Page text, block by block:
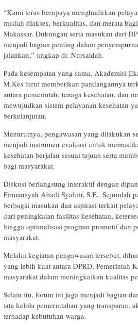
“Kami terus berupaya menghadirkan
mudah diakses, berkualitas, dan merata
Makassar. Dukungan serta masukan dari
menjadi bagian penting dalam
jalankan,” ungkap dr. Nursaidah.
Pada kesempatan yang sama, Akademisi
M.Kes turut memberikan pandangannya
antara pemerintah, tenaga kesehatan, dan
mewujudkan sistem pelayanan kesehatan
berkelanjutan.
Menurutnya, pengawasan yang dilakukan
menjadi instrumen evaluasi untuk
kesehatan berjalan sesuai tujuan serta
bagi masyarakat.
Diskusi berlangsung interaktif dengan
Firmansyah Abadi Syahrir, S.E.. Sejumlah
berbagai masukan dan aspirasi terkait
dari peningkatan fasilitas kesehatan,
hingga optimalisasi program promotif dan
masyarakat.
Melalui kegiatan pengawasan tersebut,
yang lebih kuat antara DPRD, Pemerintah
masyarakat dalam meningkatkan kualitas
Selain itu, forum ini juga menjadi bagian
tata kelola pemerintahan yang transparan,
terhadap kebutuhan warga.